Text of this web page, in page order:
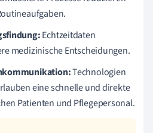
Echtzeitdaten
medizinische Entscheidungen.
Technologien
eine schnelle und direkte
Patienten und Pflegepersonal.